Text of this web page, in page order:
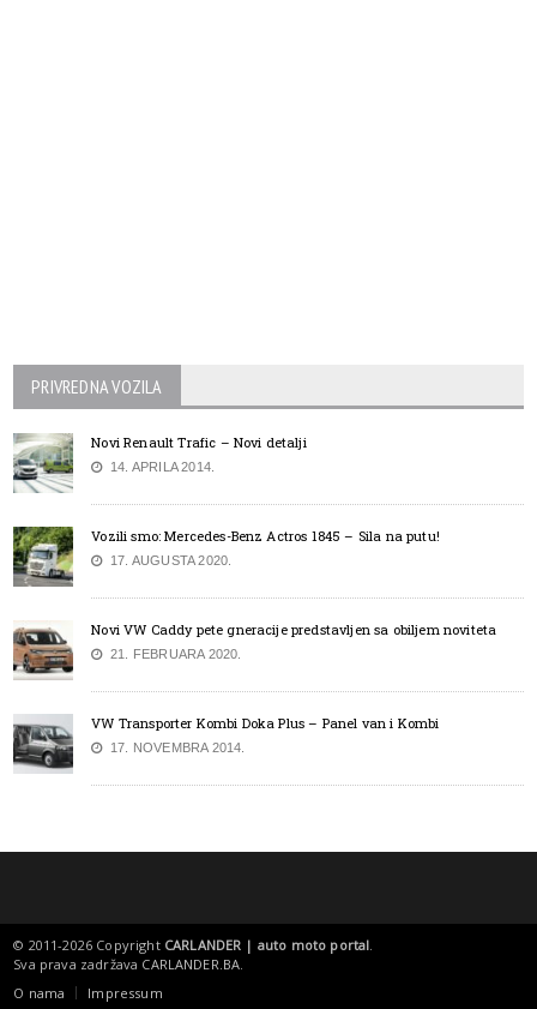
PRIVREDNA VOZILA
Novi Renault Trafic – Novi detalji
14. APRILA 2014.
Vozili smo: Mercedes-Benz Actros 1845 – Sila na putu!
17. AUGUSTA 2020.
Novi VW Caddy pete gneracije predstavljen sa obiljem noviteta
21. FEBRUARA 2020.
VW Transporter Kombi Doka Plus – Panel van i Kombi
17. NOVEMBRA 2014.
© 2011-2026 Copyright CARLANDER | auto moto portal.
Sva prava zadržava CARLANDER.BA.
O nama
Impressum